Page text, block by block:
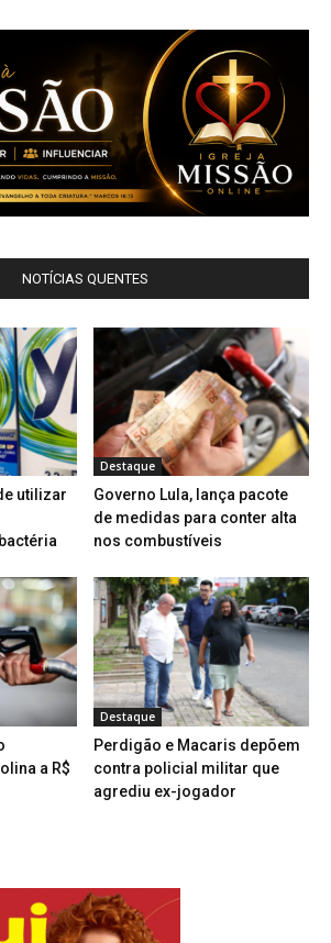
NOTÍCIAS QUENTES
utilizar
Destaque
Governo Lula, lança pacote
de medidas para conter alta
nos combustíveis
a R$
Destaque
Perdigão e Macaris depõem
contra policial militar que
agrediu ex-jogador